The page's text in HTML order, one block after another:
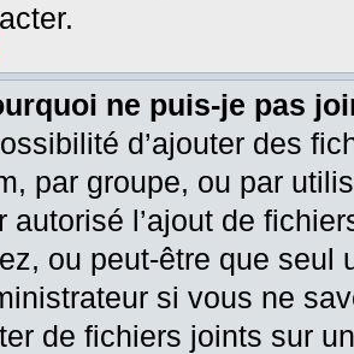
ne puis-je pas
d’ajouter des
par groupe, ou par
autorisé l’ajout de
ou peut-être que seul
si vous ne
de fichiers joints sur